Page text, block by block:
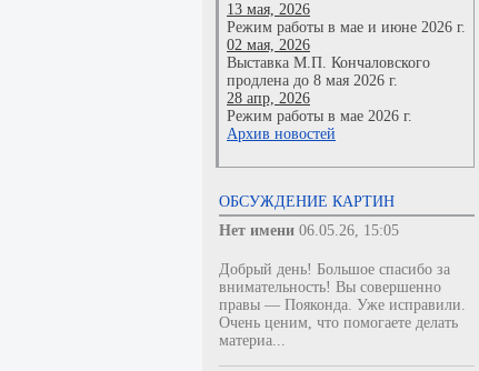
13 мая, 2026
Режим работы в мае и июне 2026 г.
02 мая, 2026
Выставка М.П. Кончаловского
продлена до 8 мая 2026 г.
28 апр, 2026
Режим работы в мае 2026 г.
Архив новостей
ОБСУЖДЕНИЕ КАРТИН
Нет имени 06.05.26, 15:05
Добрый день! Большое спасибо за
внимательность! Вы совершенно
правы — Пояконда. Уже исправили.
Очень ценим, что помогаете делать
материа...